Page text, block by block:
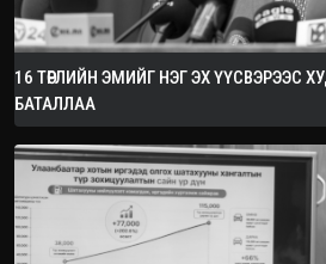
16 ТӨРЛИЙН ЭМИЙГ НЭГ ЭХ ҮҮСВЭРЭЭС
БАТАЛЛАА